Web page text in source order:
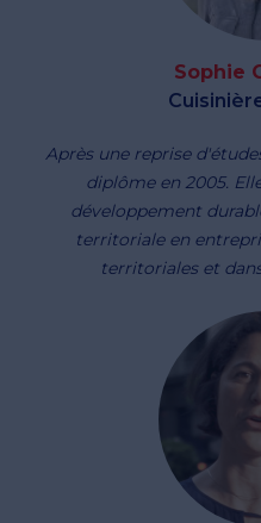
Sophie
Après une reprise
diplôme en 2005.
développement
territoriale en
territoriales et